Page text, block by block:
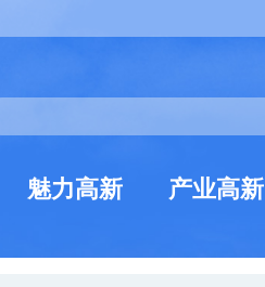
魅力高新 产业高新